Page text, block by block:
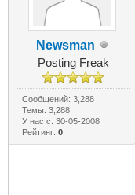
Newsman
Posting Freak
Сообщений: 3,288
Темы: 3,288
У нас с: 30-05-2008
Рейтинг: 0